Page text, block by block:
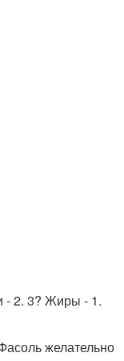
- 2. 3? Жиры - 1.
желательно